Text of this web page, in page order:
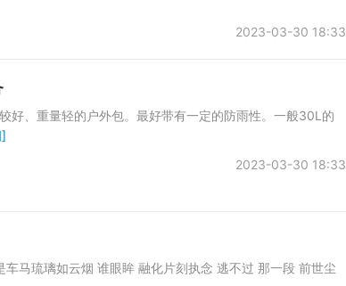
2023-03-30 18:33
好、重量轻的户外包。最好带有一定的防雨性。一般30L的
2023-03-30 18:33
车马琉璃如云烟 谁眼眸 融化片刻执念 逃不过 那一段 前世尘